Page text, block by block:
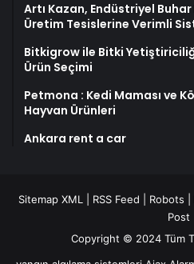
Artı Kazan, Endüstriyel
Üretim Tesislerine Verimli
Bitkigrow ile Bitki
Ürün Seçimi
Petmona : Kedi Maması ve
Hayvan Ürünleri
Ankara rent a car
Sitemap XML RSS Feed Robots
Post
Copyright © 2024 Tüm